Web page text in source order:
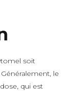
soit
le
qui est